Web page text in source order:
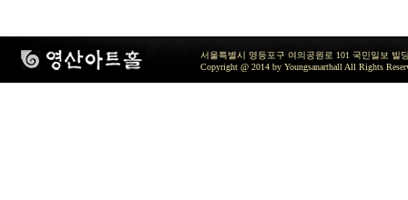
서울특별시 영등포구 여의공원로 101 국민일보 빌
Copyright @ 2014 by Youngsanarthall All Rights